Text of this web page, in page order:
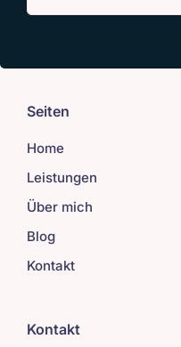
Seiten
Home
Leistungen
Über mich
Blog
Kontakt
Kontakt